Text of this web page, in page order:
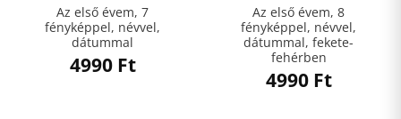
Az első évem, 7
fényképpel, névvel,
dátummal
4990 Ft
Az első évem, 8
fényképpel, névvel,
dátummal, fekete-
fehérben
4990 Ft